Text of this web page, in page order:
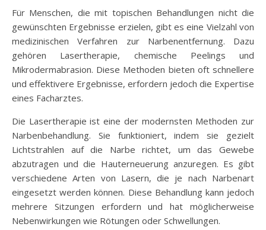
Für Menschen, die mit topischen Behandlungen nicht die
gewünschten Ergebnisse erzielen, gibt es eine Vielzahl von
medizinischen Verfahren zur Narbenentfernung. Dazu
gehören Lasertherapie, chemische Peelings und
Mikrodermabrasion. Diese Methoden bieten oft schnellere
und effektivere Ergebnisse, erfordern jedoch die Expertise
eines Facharztes.
Die Lasertherapie ist eine der modernsten Methoden zur
Narbenbehandlung. Sie funktioniert, indem sie gezielt
Lichtstrahlen auf die Narbe richtet, um das Gewebe
abzutragen und die Hauterneuerung anzuregen. Es gibt
verschiedene Arten von Lasern, die je nach Narbenart
eingesetzt werden können. Diese Behandlung kann jedoch
mehrere Sitzungen erfordern und hat möglicherweise
Nebenwirkungen wie Rötungen oder Schwellungen.